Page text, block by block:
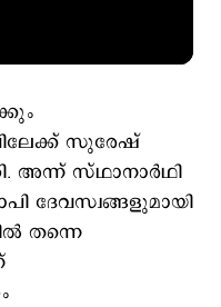
സുരേഷ്
അന്ന് സ്ഥാനാര്‍ഥി
ദേവസ്വങ്ങളുമായി
തന്നെ